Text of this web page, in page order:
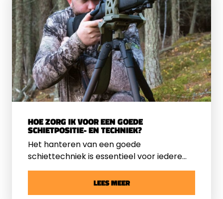
HOE ZORG IK VOOR EEN GOEDE
SCHIETPOSITIE- EN TECHNIEK?
Het hanteren van een goede
schiettechniek is essentieel voor iedere
schutter die nauwkeurig met zijn luchtbuks
wil schieten. Dit proces vereist naast
geduld en oefening ook kennis van de
LEES MEER